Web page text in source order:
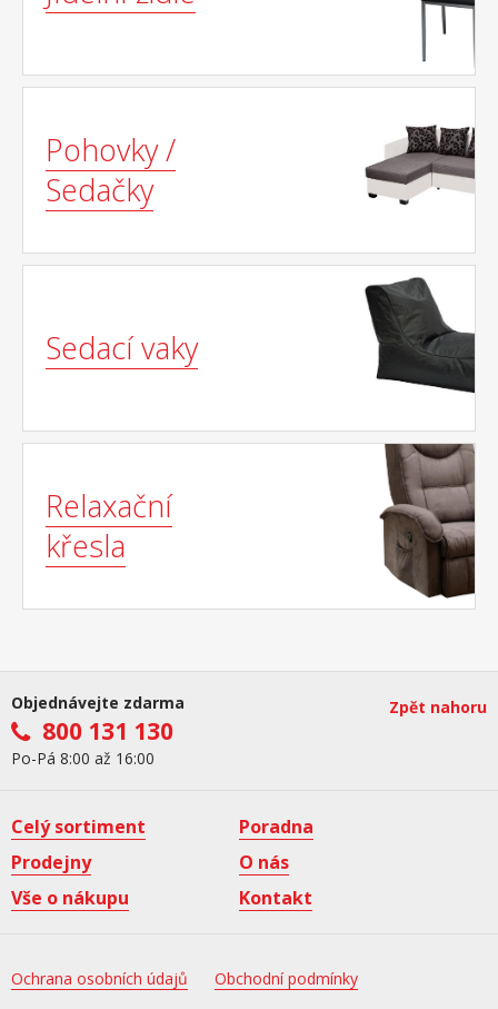
Pohovky /
Sedačky
Sedací vaky
Relaxační
křesla
Objednávejte zdarma
800 131 130
Po-Pá 8:00 až 16:00
Zpět nahoru
Celý sortiment
Poradna
Prodejny
O nás
Vše o nákupu
Kontakt
Ochrana osobních údajů Obchodní podmínky